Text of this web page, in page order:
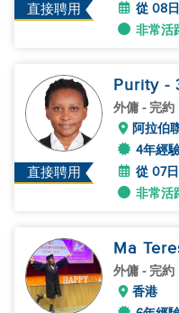
直接聘用
從 08
非常活
直接聘用
Purity -
外傭 - 完約
阿拉伯
4年經
從 07
非常活
Ma
外傭 - 完約
香港